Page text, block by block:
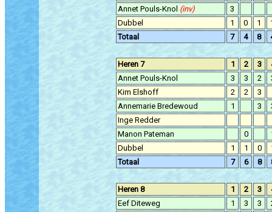
Annet Pouls-Knol (inv)
3
Dubbel
1 0 1
Totaal
7 4 8
Heren 7 1 2 3
Annet Pouls-Knol
3 3 2
Kim Elshoff
2 2
3
Annemarie Bredewoud
1 3
Inge Redder
Manon Pateman
0
Dubbel
1 1 0
Totaal
7 6 8
Heren 8 1 2 3
Eef Diteweg
1 3 3